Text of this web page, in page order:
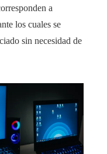
a
los cuales se
sin necesidad de